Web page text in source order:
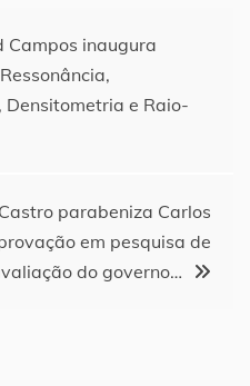
Campos inaugura
e Raio-
parabeniza Carlos
em pesquisa de
do governo…